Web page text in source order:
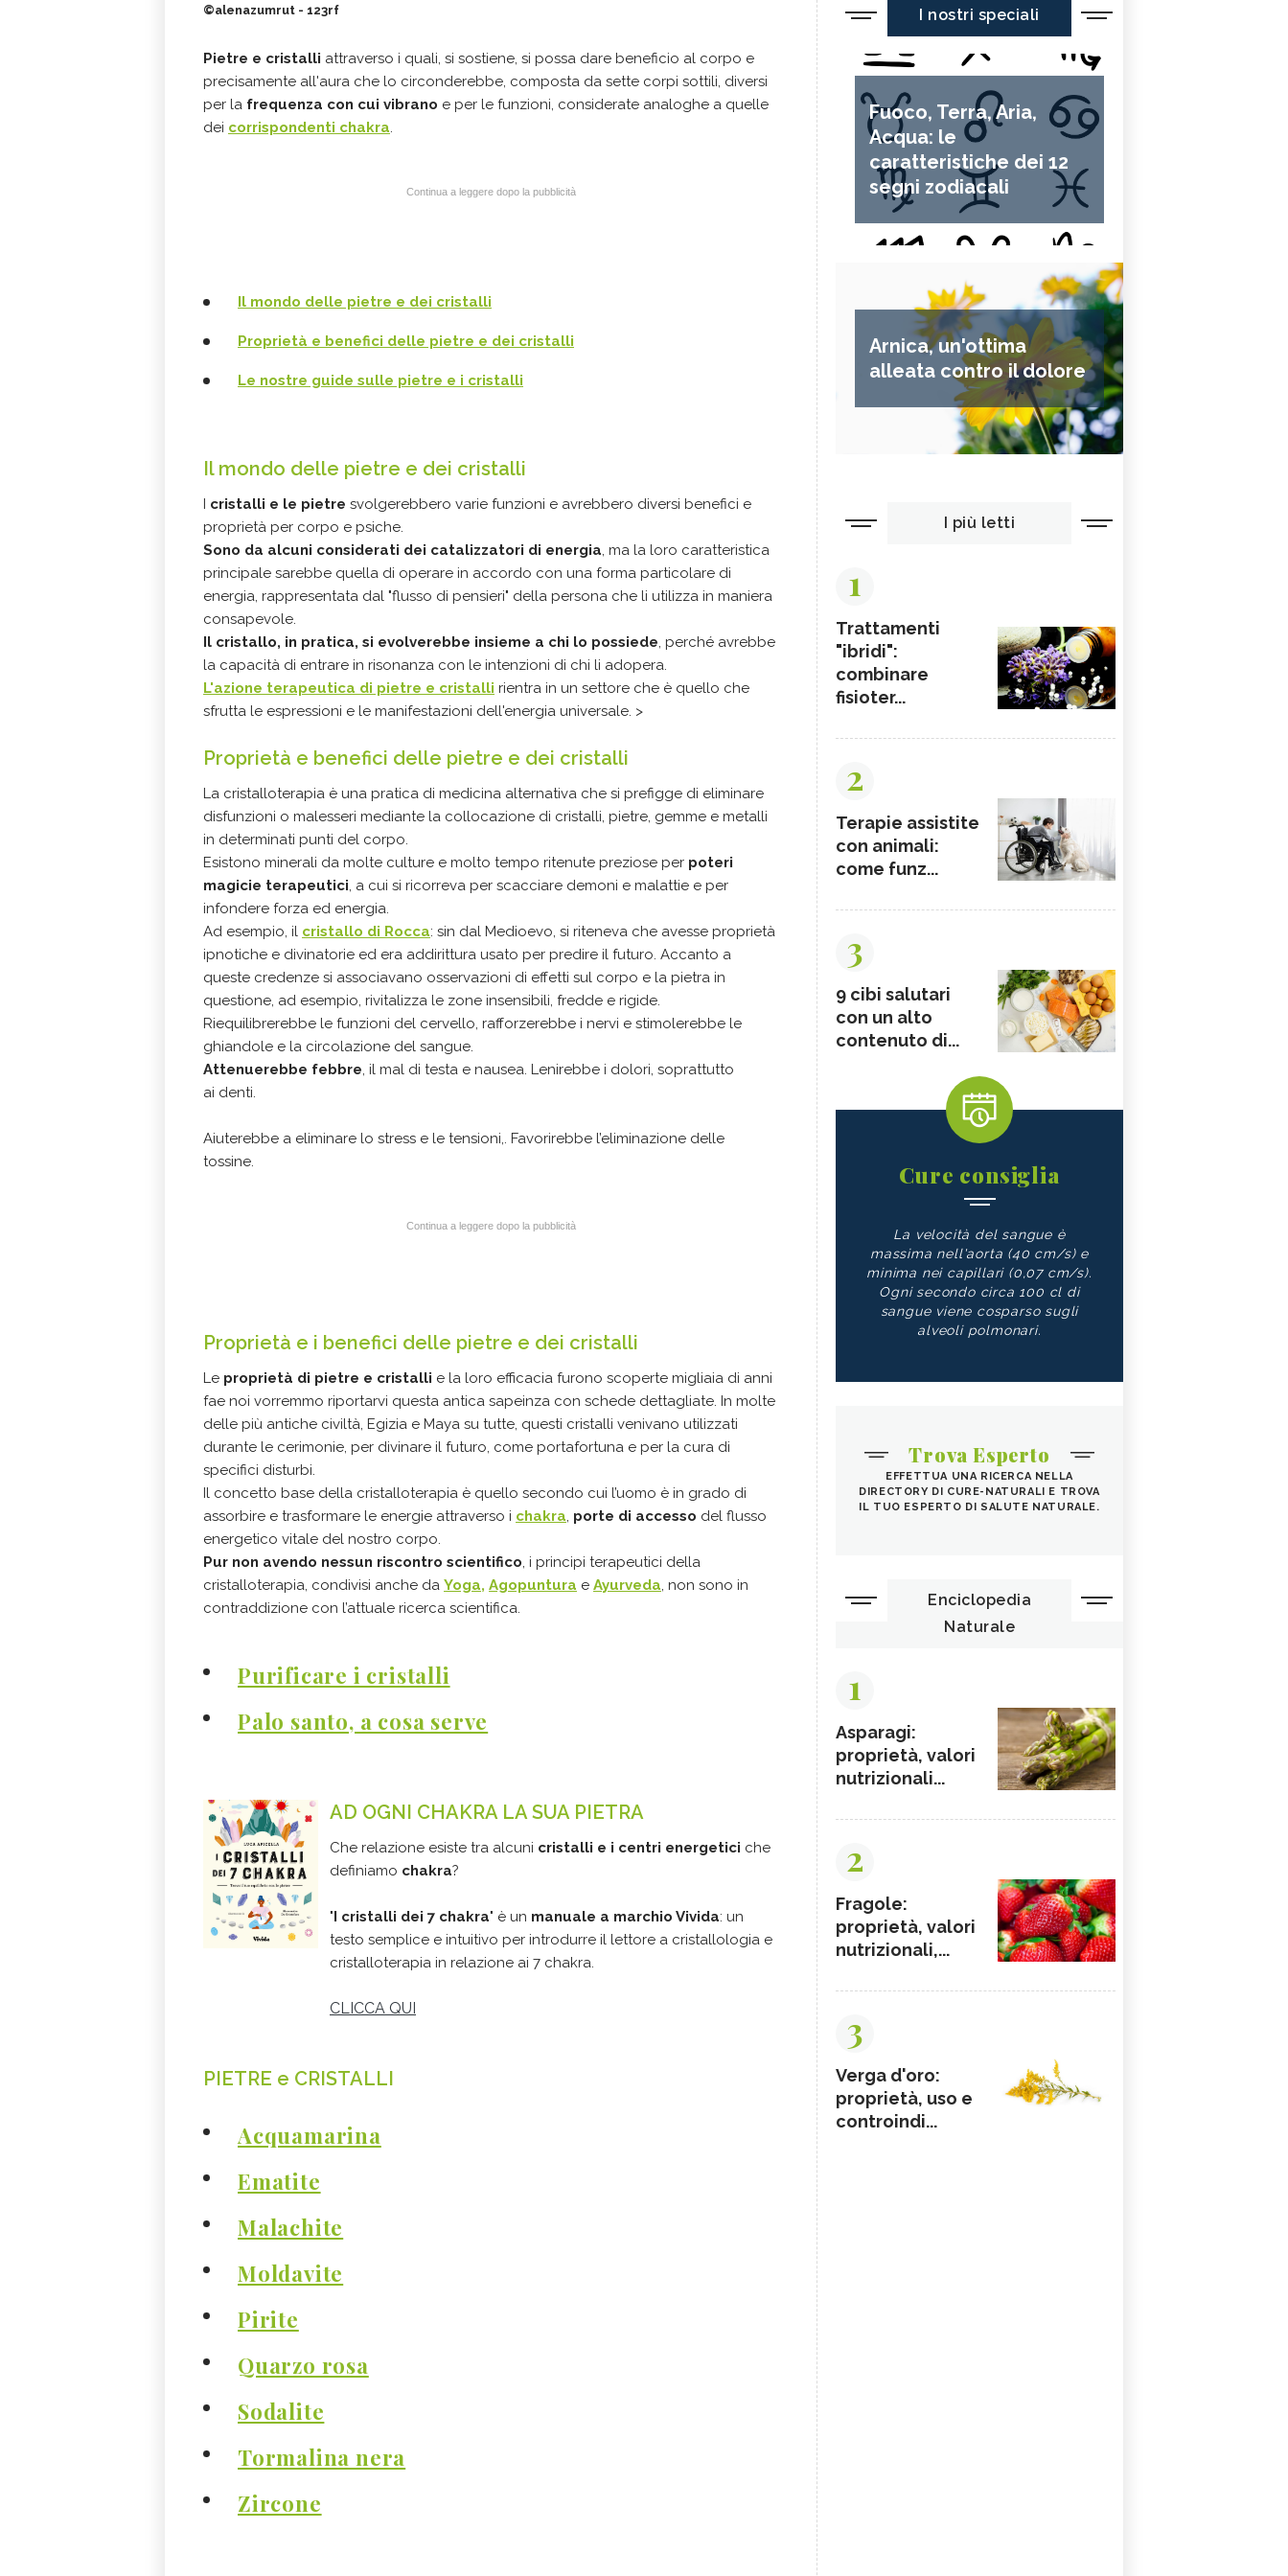
©alenazumrut - 123rf
Pietre e cristalli attraverso i quali, si sostiene, si possa dare beneficio al corpo e
precisamente all'aura che lo circonderebbe, composta da sette corpi sottili, diversi
per la frequenza con cui vibrano e per le funzioni, considerate analoghe a quelle
dei corrispondenti chakra.
Continua a leggere dopo la pubblicità
Il mondo delle pietre e dei cristalli
Proprietà e benefici delle pietre e dei cristalli
Le nostre guide sulle pietre e i cristalli
Il mondo delle pietre e dei cristalli
I cristalli e le pietre svolgerebbero varie funzioni e avrebbero diversi benefici e
proprietà per corpo e psiche.
Sono da alcuni considerati dei catalizzatori di energia, ma la loro caratteristica
principale sarebbe quella di operare in accordo con una forma particolare di
energia, rappresentata dal "flusso di pensieri" della persona che li utilizza in maniera
consapevole.
Il cristallo, in pratica, si evolverebbe insieme a chi lo possiede, perché avrebbe
la capacità di entrare in risonanza con le intenzioni di chi li adopera.
L'azione terapeutica di pietre e cristalli rientra in un settore che è quello che
sfrutta le espressioni e le manifestazioni dell'energia universale. >
Proprietà e benefici delle pietre e dei cristalli
La cristalloterapia è una pratica di medicina alternativa che si prefigge di eliminare
disfunzioni o malesseri mediante la collocazione di cristalli, pietre, gemme e metalli
in determinati punti del corpo.
Esistono minerali da molte culture e molto tempo ritenute preziose per poteri
magicie terapeutici, a cui si ricorreva per scacciare demoni e malattie e per
infondere forza ed energia.
Ad esempio, il cristallo di Rocca: sin dal Medioevo, si riteneva che avesse proprietà
ipnotiche e divinatorie ed era addirittura usato per predire il futuro. Accanto a
queste credenze si associavano osservazioni di effetti sul corpo e la pietra in
questione, ad esempio, rivitalizza le zone insensibili, fredde e rigide.
Riequilibrerebbe le funzioni del cervello, rafforzerebbe i nervi e stimolerebbe le
ghiandole e la circolazione del sangue.
Attenuerebbe febbre, il mal di testa e nausea. Lenirebbe i dolori, soprattutto
ai denti.
Aiuterebbe a eliminare lo stress e le tensioni,. Favorirebbe l’eliminazione delle
tossine.
Continua a leggere dopo la pubblicità
Proprietà e i benefici delle pietre e dei cristalli
Le proprietà di pietre e cristalli e la loro efficacia furono scoperte migliaia di anni
fae noi vorremmo riportarvi questa antica sapeinza con schede dettagliate. In molte
delle più antiche civiltà, Egizia e Maya su tutte, questi cristalli venivano utilizzati
durante le cerimonie, per divinare il futuro, come portafortuna e per la cura di
specifici disturbi.
Il concetto base della cristalloterapia è quello secondo cui l’uomo è in grado di
assorbire e trasformare le energie attraverso i chakra, porte di accesso del flusso
energetico vitale del nostro corpo.
Pur non avendo nessun riscontro scientifico, i principi terapeutici della
cristalloterapia, condivisi anche da Yoga, Agopuntura e Ayurveda, non sono in
contraddizione con l’attuale ricerca scientifica.
Purificare i cristalli
Palo santo, a cosa serve
AD OGNI CHAKRA LA SUA PIETRA
Che relazione esiste tra alcuni cristalli e i centri energetici che
definiamo chakra?
"I cristalli dei 7 chakra" è un manuale a marchio Vivida: un
testo semplice e intuitivo per introdurre il lettore a cristallologia e
cristalloterapia in relazione ai 7 chakra.
CLICCA QUI
PIETRE e CRISTALLI
Acquamarina
Ematite
Malachite
Moldavite
Pirite
Quarzo rosa
Sodalite
Tormalina nera
Zircone
I nostri speciali
Fuoco, Terra, Aria,
Acqua: le
caratteristiche dei 12
segni zodiacali
Arnica, un'ottima
alleata contro il dolore
I più letti
1
Trattamenti
"ibridi":
combinare
fisioter...
2
Terapie assistite
con animali:
come funz...
3
9 cibi salutari
con un alto
contenuto di...
Cure consiglia
La velocità del sangue è
massima nell'aorta (40 cm/s) e
minima nei capillari (0,07 cm/s).
Ogni secondo circa 100 cl di
sangue viene cosparso sugli
alveoli polmonari.
Trova Esperto
EFFETTUA UNA RICERCA NELLA
DIRECTORY DI CURE-NATURALI E TROVA
IL TUO ESPERTO DI SALUTE NATURALE.
Enciclopedia
Naturale
1
Asparagi:
proprietà, valori
nutrizionali...
2
Fragole:
proprietà, valori
nutrizionali,...
3
Verga d'oro:
proprietà, uso e
controindi...